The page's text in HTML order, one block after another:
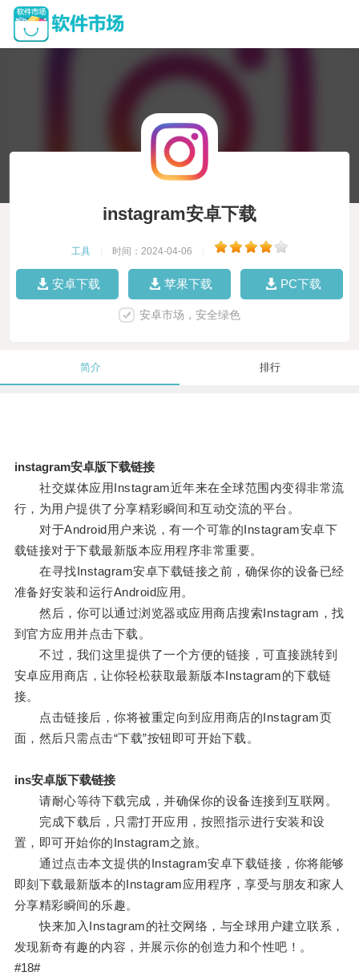
instagram安卓下载
工具 时间：2024-04-06
安卓下载 苹果下载 PC下载
安卓市场，安全绿色
简介 排行
instagram安卓版下载链接
社交媒体应用Instagram近年来在全球范围内变得非常流
行，为用户提供了分享精彩瞬间和互动交流的平台。
对于Android用户来说，有一个可靠的Instagram安卓下
载链接对于下载最新版本应用程序非常重要。
在寻找Instagram安卓下载链接之前，确保你的设备已经
准备好安装和运行Android应用。
然后，你可以通过浏览器或应用商店搜索Instagram，找
到官方应用并点击下载。
不过，我们这里提供了一个方便的链接，可直接跳转到
安卓应用商店，让你轻松获取最新版本Instagram的下载链
接。
点击链接后，你将被重定向到应用商店的Instagram页
面，然后只需点击“下载”按钮即可开始下载。
ins安卓版下载链接
请耐心等待下载完成，并确保你的设备连接到互联网。
完成下载后，只需打开应用，按照指示进行安装和设
置，即可开始你的Instagram之旅。
通过点击本文提供的Instagram安卓下载链接，你将能够
即刻下载最新版本的Instagram应用程序，享受与朋友和家人
分享精彩瞬间的乐趣。
快来加入Instagram的社交网络，与全球用户建立联系，
发现新奇有趣的内容，并展示你的创造力和个性吧！。
#18#